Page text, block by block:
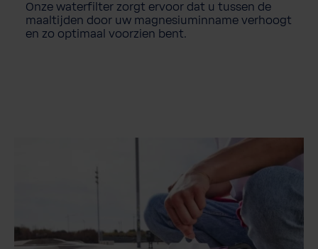
Onze waterfilter zorgt ervoor dat u tussen de
maaltijden door uw magnesiuminname verhoogt
en zo optimaal voorzien bent.